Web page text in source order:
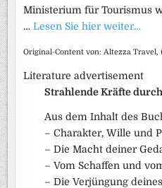
Ministerium für Tourismus
…Lesen Sie hier weiter…
Original-Content von: Altezza
Literature advertisement
Strahlende Kräfte
Aus dem Inhalt des
– Charakter, Wille und
– Die Macht deiner
– Vom Schaffen und
– Die Verjüngung